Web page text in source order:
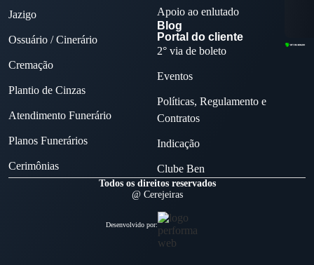
Jazigo
Ossuário / Cinerário
Cremação
Plantio de Cinzas
Atendimento Funerário
Planos Funerários
Cerimônias
Apoio ao enlutado
Blog
Portal do cliente
2° via de boleto
Eventos
Políticas, Regulamento e
Contratos
Indicação
Clube Ben
Todos os direitos reservados
@ Cerejeiras
Desenvolvido por: